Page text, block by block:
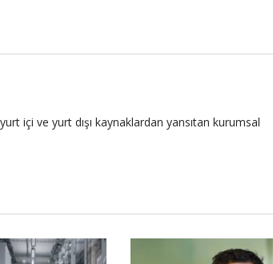
içi ve yurt dışı kaynaklardan yansıtan kurumsal